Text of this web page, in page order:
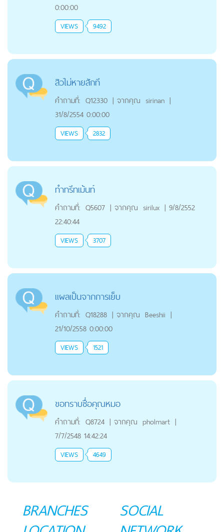
0:00:00
VIEWS 9492
สิวไม่หายสักที
คำถามที่: Q12330 | จากคุณ sirinan |
31/8/2554 0:00:00
VIEWS 2832
ทำทรีทเม้นท์
คำถามที่: Q5607 | จากคุณ sirilux | 9/8/2552
22:40:44
VIEWS 3707
แผลเป็นจากการเย็บ
คำถามที่: Q18288 | จากคุณ Beeshii |
21/10/2558 0:00:00
VIEWS 1521
ขอทราบชื่อคุณหมอ
คำถามที่: Q8724 | จากคุณ pholmart |
7/7/2548 14:42:24
VIEWS 4649
BRANCHES
SOCIAL